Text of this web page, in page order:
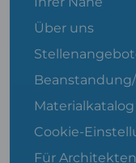
Über uns
Materialkatalog
Cookie-
Für Architekten